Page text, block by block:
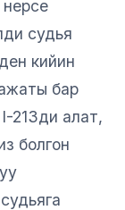
судья
кийин
бар
213ди алат,
болгон